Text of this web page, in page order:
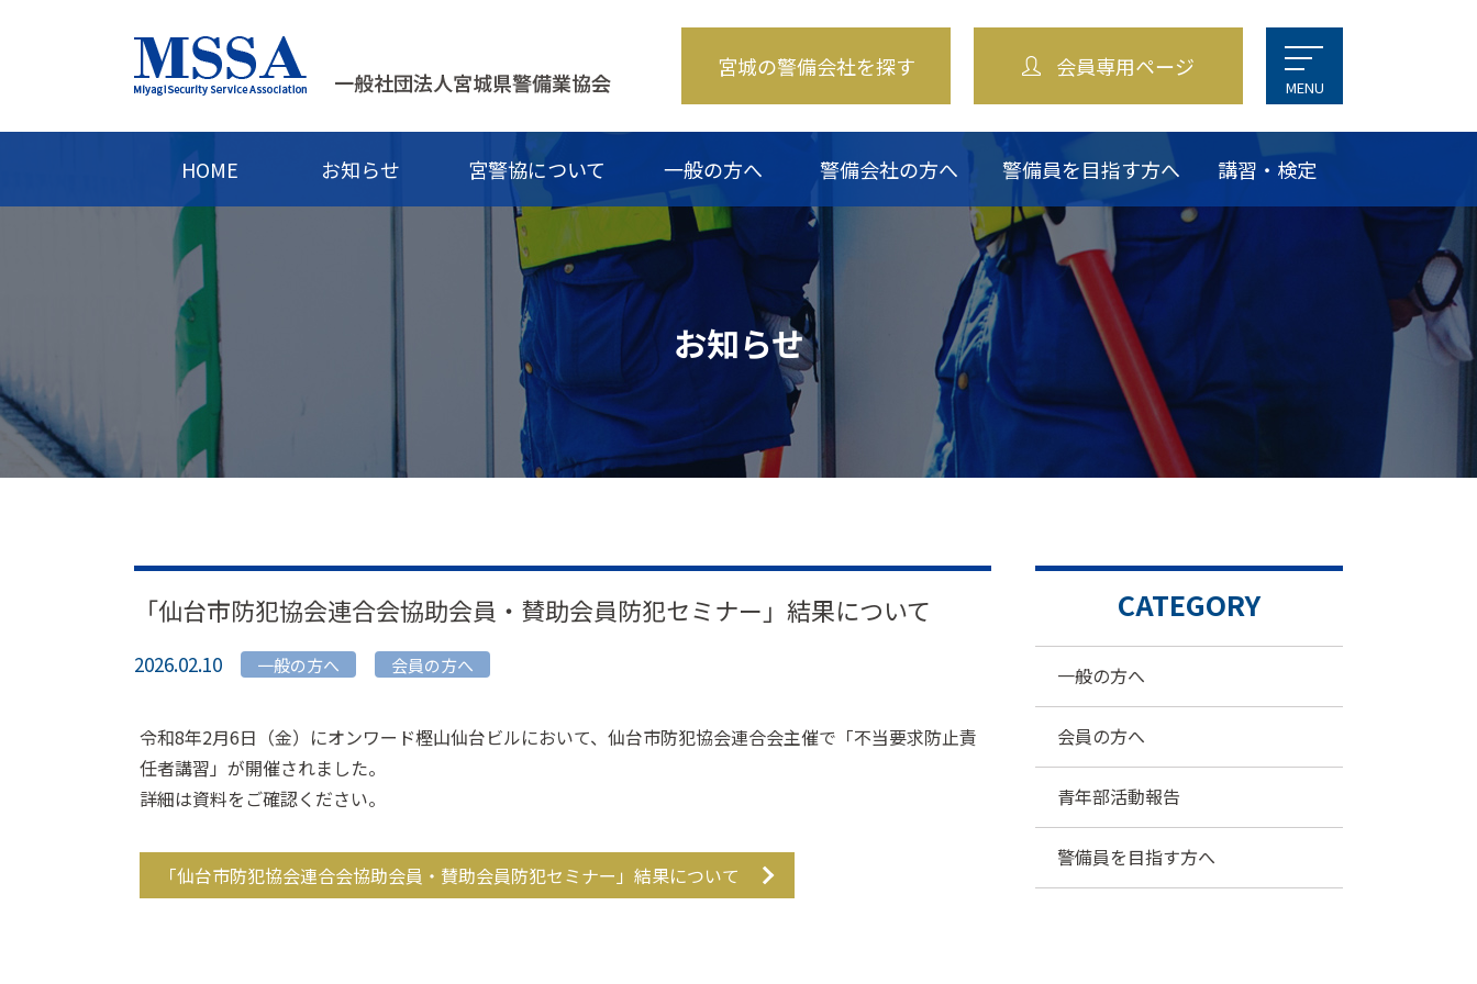
宮城の警備会社を探す 会員専用ページ
MENU
HOME お知らせ 宮警協について
宮警協とは 青年部について 入会のご案内 賛助会員・関係機関 交通アクセス
一般の方へ
警備について知ろう 護身教室のご案内 警備業災害緊急支援隊について お問い合わせ
警備会社の方へ
警備員の教育と資格 講習・検定 斡旋商品一覧 警備料金適正化等に関する
研修会受講証交付会員紹介
お問い合わせ
警備員を目指す方へ
警備の仕事について 警備員になるには？ 警備の仕事Q&A お問い合わせ
講習・検定
お知らせ
「仙台市防犯協会連合会協助会員・賛助会員防犯セミナー」結果について
2026.02.10 一般の方へ 会員の方へ
令和8年2月6日（金）にオンワード樫山仙台ビルにおいて、仙台市防犯協会連合会主催で「不当要求防止責
任者講習」が開催されました。
詳細は資料をご確認ください。
「仙台市防犯協会連合会協助会員・賛助会員防犯セミナー」結果について
CATEGORY
一般の方へ
会員の方へ
青年部活動報告
警備員を目指す方へ